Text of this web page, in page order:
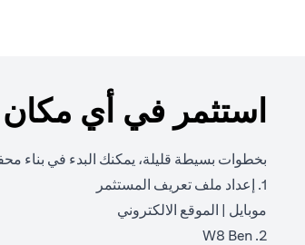
استثمر في أي
بخطوات بسيطة قليلة، يمكنك البدء في بناء
1. إعداد ملف تعريف المستثمر
موبايل opens in a new tab| الموقع الالكتروني
2. W8 Ben